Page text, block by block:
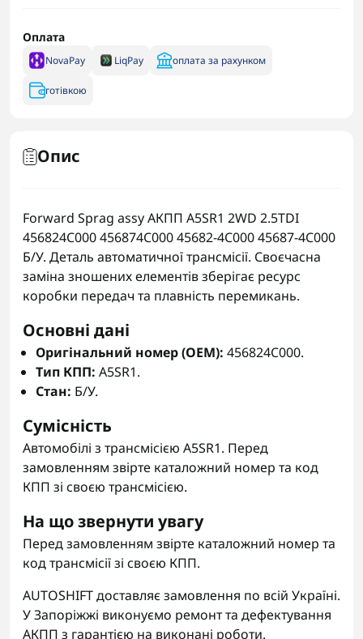
Оплата
NovaPay LiqPay оплата за рахунком
готівкою
Опис
Forward Sprag assy АКПП A5SR1 2WD 2.5TDI
456824C000 456874C000 45682-4C000 45687-4C000
Б/У. Деталь автоматичної трансмісії. Своєчасна
заміна зношених елементів зберігає ресурс
коробки передач та плавність перемикань.
Основні дані
Оригінальний номер (OEM): 456824C000.
Тип КПП: A5SR1.
Стан: Б/У.
Сумісність
Автомобілі з трансмісією A5SR1. Перед
замовленням звірте каталожний номер та код
КПП зі своєю трансмісією.
На що звернути увагу
Перед замовленням звірте каталожний номер та
код трансмісії зі своєю КПП.
AUTOSHIFT доставляє замовлення по всій Україні.
У Запоріжжі виконуємо ремонт та дефектування
АКПП з гарантією на виконані роботи.